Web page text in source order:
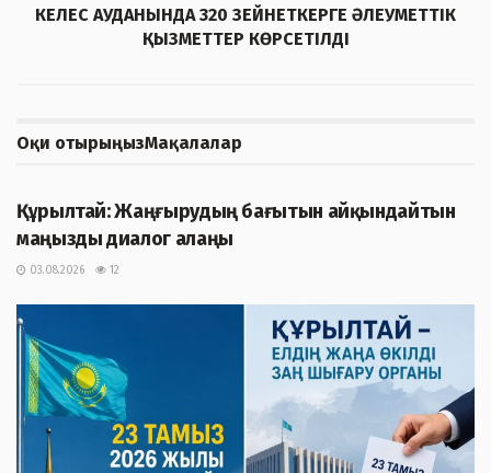
КЕЛЕС АУДАНЫНДА 320 ЗЕЙНЕТКЕРГЕ ӘЛЕУМЕТТІК
ҚЫЗМЕТТЕР КӨРСЕТІЛДІ
Оқи отырыңызМақалалар
Құрылтай: Жаңғырудың бағытын айқындайтын
маңызды диалог алаңы
03.08.2026 12